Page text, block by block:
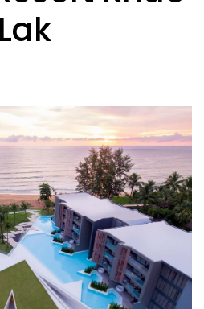
Lak